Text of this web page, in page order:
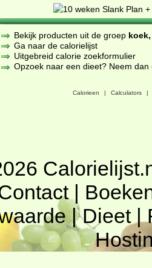
Bekijk producten uit de groep
Ga naar de calorielijst
Uitgebreid calorie zoekformulier
Opzoek naar een dieet? Neem
Calorieen | Calculators |
|
|Dieet|